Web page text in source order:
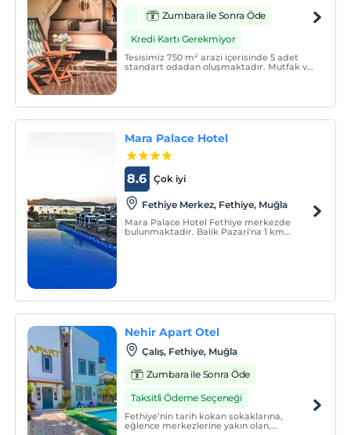
Zumbara ile Sonra Öde
Kredi Kartı Gerekmiyor
Tesisimiz 750 m² arazi içerisinde 5 adet
standart odadan oluşmaktadır. Mutfak ve
Mara Palace Hotel
Çok iyi
8.6
Fethiye Merkez, Fethiye, Muğla
Mara Palace Hotel Fethiye merkezde
bulunmaktadir. Balik Pazari'na 1 km
Nehir Apart Otel
Çalış, Fethiye, Muğla
Zumbara ile Sonra Öde
Taksitli Ödeme Seçeneği
Fethiye‘nin tarih kokan sokaklarına,
eğlence merkezlerine yakın olan,